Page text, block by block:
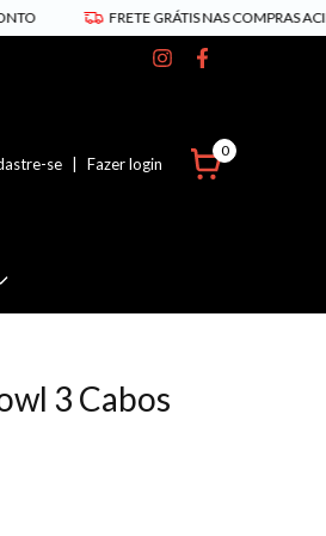
FRETE GRÁTIS NAS COMPRAS ACIMA DE
se Fazer login
0
3 Cabos